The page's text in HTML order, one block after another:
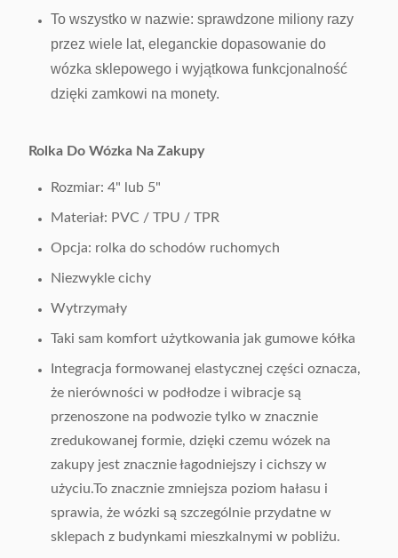
To wszystko w nazwie: sprawdzone miliony razy
przez wiele lat, eleganckie dopasowanie do
wózka sklepowego i wyjątkowa funkcjonalność
dzięki zamkowi na monety.
Rolka Do Wózka Na Zakupy
Rozmiar: 4" lub 5"
Materiał: PVC / TPU / TPR
Opcja: rolka do schodów ruchomych
Niezwykle cichy
Wytrzymały
Taki sam komfort użytkowania jak gumowe kółka
Integracja formowanej elastycznej części oznacza,
że ​​nierówności w podłodze i wibracje są
przenoszone na podwozie tylko w znacznie
zredukowanej formie, dzięki czemu wózek na
zakupy jest znacznie łagodniejszy i cichszy w
użyciu.To znacznie zmniejsza poziom hałasu i
sprawia, że ​​wózki są szczególnie przydatne w
sklepach z budynkami mieszkalnymi w pobliżu.